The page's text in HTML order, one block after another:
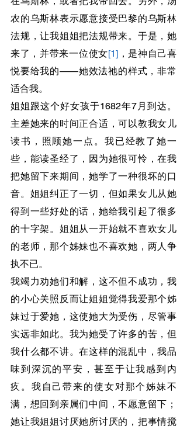
农的乌斯林表示愿意接受巴黎的乌斯林
法规，让我姐姐把法规带来。于是，她
来了，并带来一位使女[1]，是神自己喜
悦要给我的——她效法祂的样式，非常
适合我。
姐姐跟这个好女孩于1682年7月到达。
主差她来的时间正合适，可以教我女儿
读书，照顾她一点。我已经教了她一
些，能读圣经了，因为她很可怜，在我
把她留下来期间，她学了一种很坏的口
音。姐姐纠正了一切，但如果女儿从她
得到一些好处的话，她给我引起了很多
的十字架。姐姐从一开始就不喜欢女儿
的老师，那个姊妹也不喜欢她，两人争
执不已。
我竭力劝她们和解，这不但不成功，我
的小心关照反而让姐姐觉得我爱那个姊
妹过于爱她，这使她大为受伤，尽管事
实远非如此。我为她受了许多的苦，但
我什么都不讲。在这样的混乱中，我品
味到深沉的平安，甚至于让我感到内
疚。我自己带来的使女对那个姊妹不
满，想回到亲属们中间，不愿意留下；
她让我姐姐讨厌她所讨厌的，把事情搅